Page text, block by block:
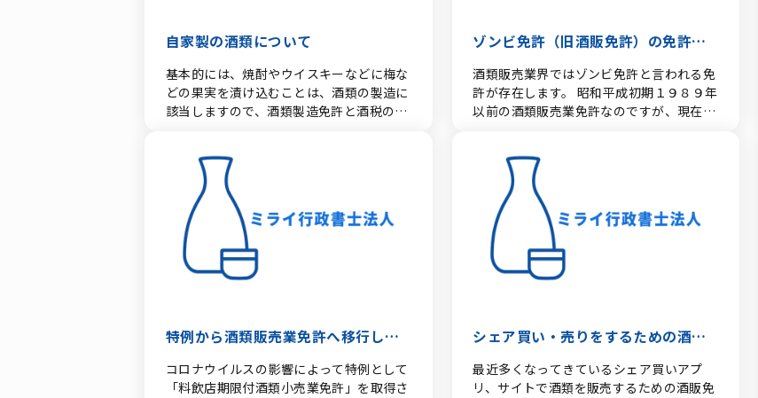
合わせて余裕を持った申請計画を立てるこ
とが重要です。
の1《申請者等に関する人的要件》及び同
あると認められる場合」の意義》に定める
要件を満たしている。 (3) 既存販売場が
休業場でない。 （注） 1 「営業の譲受
組織化され、有機的一体として機能する財
産（得意先関係 等の経済的価値のある事実
関係を含む。）の全部又は重要な一部を譲
渡し、譲渡者の営業的活動を承継させるこ
とにより、当該譲渡者が競業避止義務を負
う結果 を伴うものをいうのであるから留意
する。 2 1に該当しない場合には、営業
の譲受けに伴う酒類卸売業免許申請の取扱
売に係る販売実績数量が休業場の基準に該
新たに付与する酒類卸売業免許に係る条件
については、必要に応じ、販売方法又は販
アルコール・タバコ税外輸通商局（TTB：
Bureau）が主たる管轄機関です。（※旧
ATFの徴税・流通管理部門から分離独立）
連邦基本許可（Basic Permit）: 連邦法
者（Wholesaler）、製造業者
（Producer）はTTBからBasic Permitを
取得する必要があります。 連邦法上の小売
免許は存在しない: 連邦政府は小売（飲食
店・酒屋等）の直接的なライセンス交付は
行っておらず、小売規制は完全に州政府の
管轄となります。 ラベル承認（COLA）:
輸入・流通させる酒類の表示（原産国、ア
of Label Approval：COLA）を取得する
売・流通形態の管理） 各州が独自の酒類管
理委員会（ABC：Alcoholic Beverage
自家製の酒類について
基本的には、焼酎やウイスキーなどに梅な
どの果実を漬け込むことは、酒類の製造に
該当しますので、酒類製造免許と酒税の納
めに自家製の酒類を作ることは認められて
います。ただし、お土産として販売はでき
ません。 必要な手続き 飲食店などを管轄
する税務署へ特例適用混和の開始申告書を
提出する必要があります。 ただし、どんな
酒類でも作れるわけではありません。 使用
できる酒類 ・蒸留酒でアルコール度数２０
スキー、ブランデーやスピリッツ、原料用
米、麦、あわ、とうもろこし、こうりゃ
ん、きび、ひえ、でん粉、ぶどう ・アミノ
ゾンビ免許（旧酒販免許）の免許承
継取得方法について
酒類販売業界ではゾンビ免許と言われる免
許が存在します。 昭和平成初期１９８９年
以前の酒類販売業免許なのですが、現在の
許になります。 この旧酒販免許は、現在の
酒税法第９条に規定がないため、ゾンビ免
許と呼ばれています。 現行の酒税法では、
どんなお酒も通信販売ができる小売免許は
新規取得することが基本的にできません。
ゾンビ免許（旧酒販免許）に記載されてい
る条件は「一般酒類小売業免許 小売に限
るので、現行の通信販売酒類小売業免許の
に限るという制限がされていないため、日
本酒や焼酎、国産のウイスキーなどでも、
特例から酒類販売業免許へ移行した
い
コロナウイルスの影響によって特例として
「料飲店期限付酒類小売業免許」を取得さ
シェア買い・売りをするための酒販
免許
最近多くなってきているシェア買いアプ
リ、サイトで酒類を販売するための酒販免